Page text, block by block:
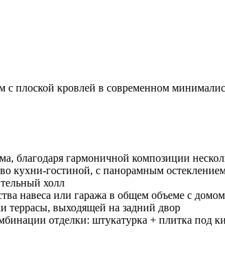
плоской кровлей в современном
благодаря гармоничной композиции
кухни-гостиной, с панорамным
холл
навеса или гаража в общем объеме с домом
террасы, выходящей на задний двор
отделки: штукатурка + плитка под